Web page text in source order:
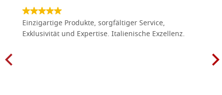
Einzigartige Produkte, sorgfältiger Service,
Exklusivität und Expertise. Italienische Exzellenz.